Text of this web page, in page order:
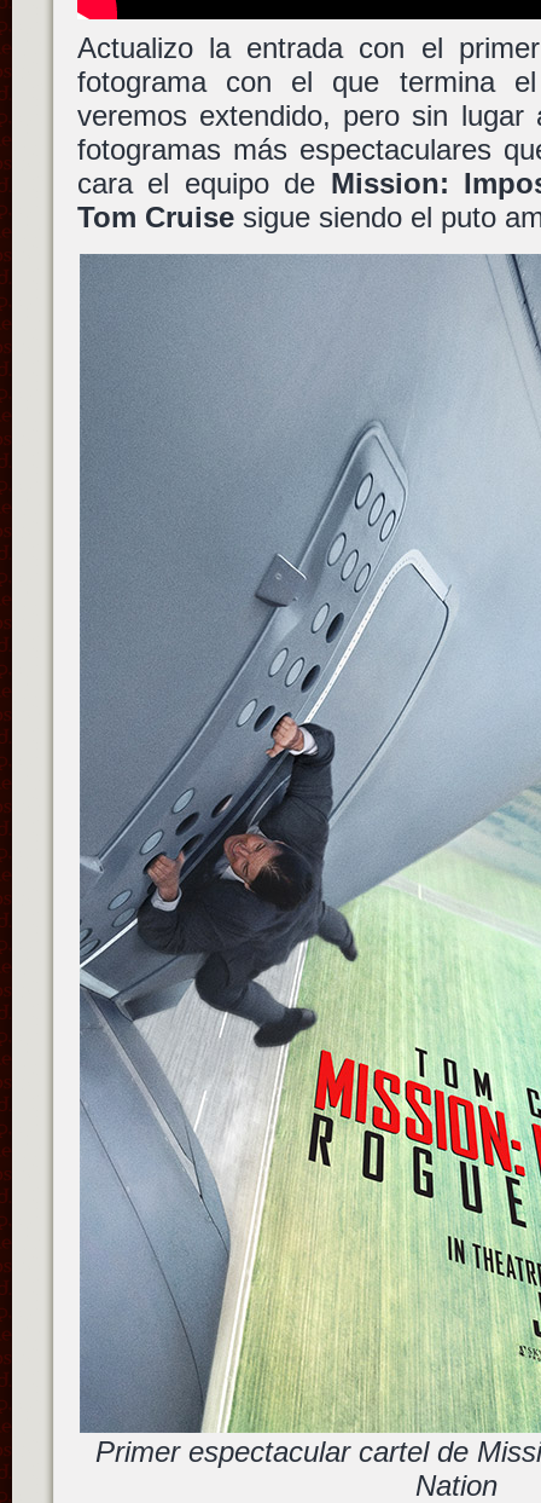
Actualizo la entrada con el
fotograma con el que termina
veremos extendido, pero sin
fotogramas más espectaculares
cara el equipo de Mission:
Tom Cruisesigue siendo el puto
Primer espectacular cartel de
Nation